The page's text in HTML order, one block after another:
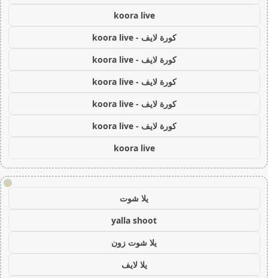
koora live
كورة لايف - koora live
كورة لايف - koora live
كورة لايف - koora live
كورة لايف - koora live
كورة لايف - koora live
koora live
!
يلا شوت
yalla shoot
يلا شوت زون
يلا لايف